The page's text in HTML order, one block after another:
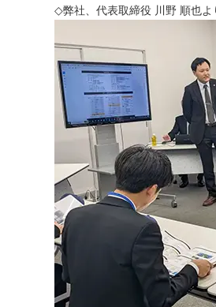
◇弊社、代表取締役 川野 順也